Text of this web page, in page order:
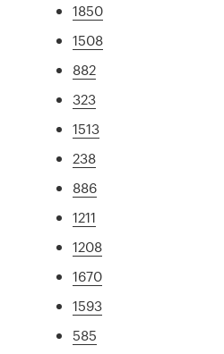
1850
1508
882
323
1513
238
886
1211
1208
1670
1593
585